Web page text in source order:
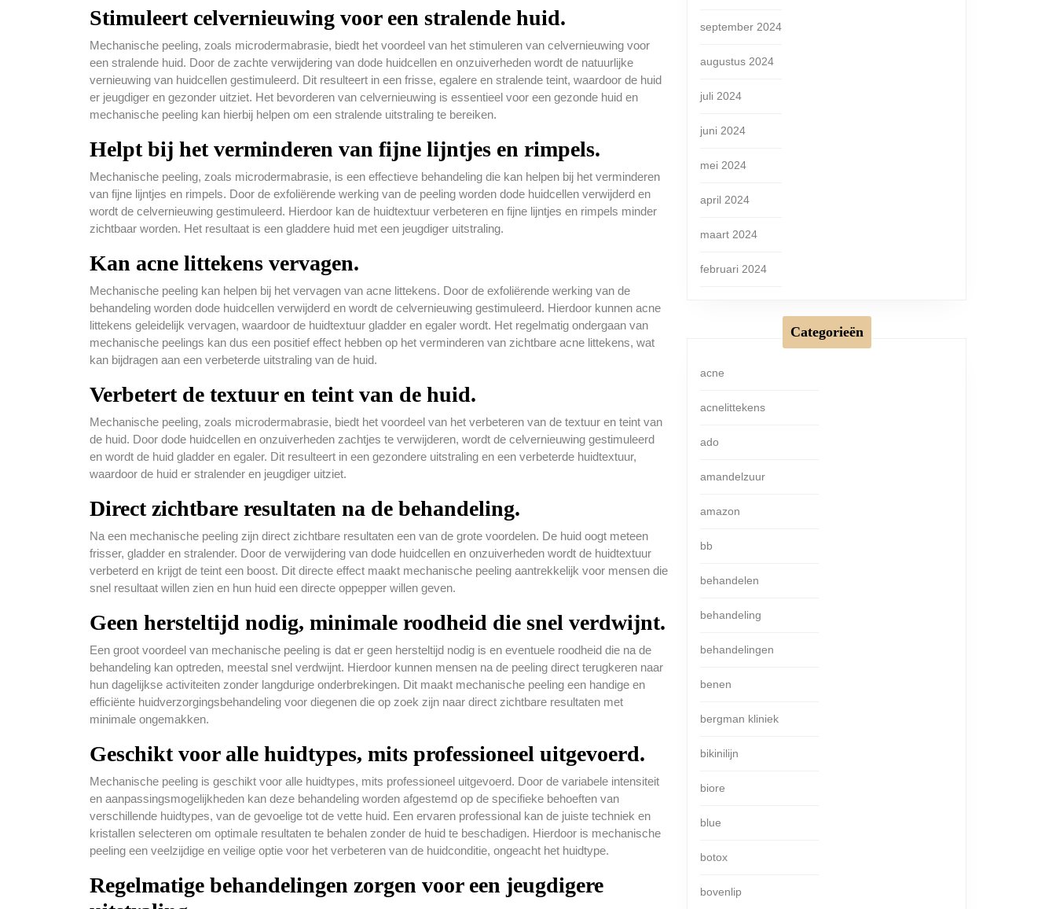
Stimuleert celvernieuwing voor een stralende huid.
Mechanische peeling, zoals microdermabrasie, biedt het voordeel van het stimuleren van celvernieuwing voor
een stralende huid. Door de zachte verwijdering van dode huidcellen en onzuiverheden wordt de natuurlijke
vernieuwing van huidcellen gestimuleerd. Dit resulteert in een frisse, egalere en stralende teint, waardoor de huid
er jeugdiger en gezonder uitziet. Het bevorderen van celvernieuwing is essentieel voor een gezonde huid en
mechanische peeling kan hierbij helpen om een stralende uitstraling te bereiken.
Helpt bij het verminderen van fijne lijntjes en rimpels.
Mechanische peeling, zoals microdermabrasie, is een effectieve behandeling die kan helpen bij het verminderen
van fijne lijntjes en rimpels. Door de exfoliërende werking van de peeling worden dode huidcellen verwijderd en
wordt de celvernieuwing gestimuleerd. Hierdoor kan de huidtextuur verbeteren en fijne lijntjes en rimpels minder
zichtbaar worden. Het resultaat is een gladdere huid met een jeugdiger uitstraling.
Kan acne littekens vervagen.
Mechanische peeling kan helpen bij het vervagen van acne littekens. Door de exfoliërende werking van de
behandeling worden dode huidcellen verwijderd en wordt de celvernieuwing gestimuleerd. Hierdoor kunnen acne
littekens geleidelijk vervagen, waardoor de huidtextuur gladder en egaler wordt. Het regelmatig ondergaan van
mechanische peelings kan dus een positief effect hebben op het verminderen van zichtbare acne littekens, wat
kan bijdragen aan een verbeterde uitstraling van de huid.
Verbetert de textuur en teint van de huid.
Mechanische peeling, zoals microdermabrasie, biedt het voordeel van het verbeteren van de textuur en teint van
de huid. Door dode huidcellen en onzuiverheden zachtjes te verwijderen, wordt de celvernieuwing gestimuleerd
en wordt de huid gladder en egaler. Dit resulteert in een gezondere uitstraling en een verbeterde huidtextuur,
waardoor de huid er stralender en jeugdiger uitziet.
Direct zichtbare resultaten na de behandeling.
Na een mechanische peeling zijn direct zichtbare resultaten een van de grote voordelen. De huid oogt meteen
frisser, gladder en stralender. Door de verwijdering van dode huidcellen en onzuiverheden wordt de huidtextuur
verbeterd en krijgt de teint een boost. Dit directe effect maakt mechanische peeling aantrekkelijk voor mensen die
snel resultaat willen zien en hun huid een directe oppepper willen geven.
Geen hersteltijd nodig, minimale roodheid die snel verdwijnt.
Een groot voordeel van mechanische peeling is dat er geen hersteltijd nodig is en eventuele roodheid die na de
behandeling kan optreden, meestal snel verdwijnt. Hierdoor kunnen mensen na de peeling direct terugkeren naar
hun dagelijkse activiteiten zonder langdurige onderbrekingen. Dit maakt mechanische peeling een handige en
efficiënte huidverzorgingsbehandeling voor diegenen die op zoek zijn naar direct zichtbare resultaten met
minimale ongemakken.
Geschikt voor alle huidtypes, mits professioneel uitgevoerd.
Mechanische peeling is geschikt voor alle huidtypes, mits professioneel uitgevoerd. Door de variabele intensiteit
en aanpassingsmogelijkheden kan deze behandeling worden afgestemd op de specifieke behoeften van
verschillende huidtypes, van de gevoelige tot de vette huid. Een ervaren professional kan de juiste techniek en
kristallen selecteren om optimale resultaten te behalen zonder de huid te beschadigen. Hierdoor is mechanische
peeling een veelzijdige en veilige optie voor het verbeteren van de huidconditie, ongeacht het huidtype.
Regelmatige behandelingen zorgen voor een jeugdigere
september 2024
augustus 2024
juli 2024
juni 2024
mei 2024
april 2024
maart 2024
februari 2024
Categorieën
acne
acnelittekens
ado
amandelzuur
amazon
bb
behandelen
behandeling
behandelingen
benen
bergman kliniek
bikinilijn
biore
blue
botox
bovenlip